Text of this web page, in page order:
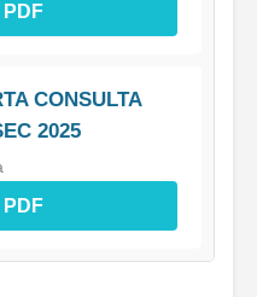
PDF
CONSULTA
2025
PDF